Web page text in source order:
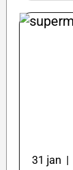
31 jan |